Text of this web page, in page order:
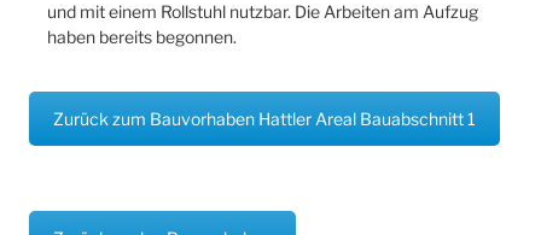
und mit einem Rollstuhl nutzbar. Die Arbeiten am Aufzug
haben bereits begonnen.
Zurück zum Bauvorhaben Hattler Areal Bauabschnitt 1